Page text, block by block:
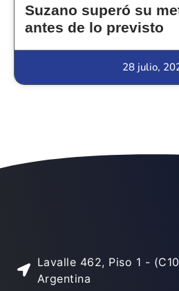
Suzano superó su
antes de lo previsto
28 julio,
Lavalle 462, Piso 1 -
Argentina